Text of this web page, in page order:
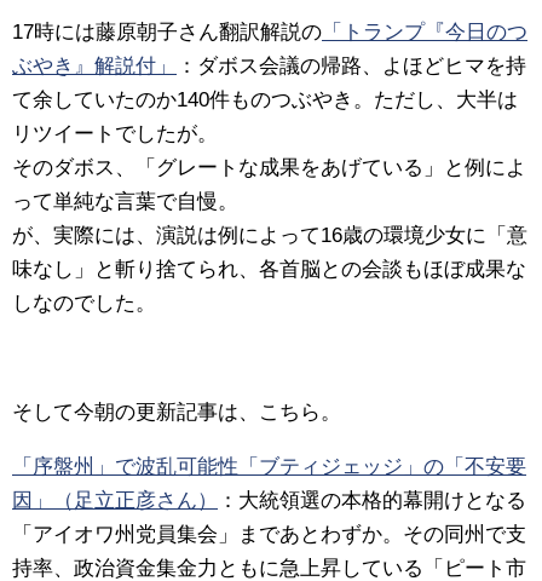
17時には藤原朝子さん翻訳解説の 「トランプ『今日のつ
ぶやき』解説付」
： ダボス会議の帰路、よほどヒマを持
て余していたのか140件ものつぶやき。ただし、大半は
リツイートでしたが。
そのダボス、「グレートな成果をあげている」と例によ
って単純な言葉で自慢。
が、実際には、演説は例によって16歳の環境少女に「意
味なし」と斬り捨てられ、各首脳との会談もほぼ成果な
しなのでした。
そして今朝の更新記事は、こちら。
「序盤州」で波乱可能性「ブティジェッジ」の「不安要
因」（足立正彦さん）
：大統領選の本格的幕開けとなる
「アイオワ州党員集会」まであとわずか。その同州で支
持率、政治資金集金力ともに急上昇している「ピート市